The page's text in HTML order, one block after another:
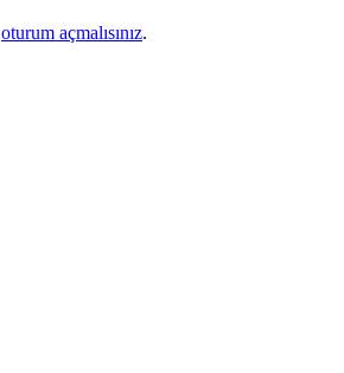
oturum açmalısınız.